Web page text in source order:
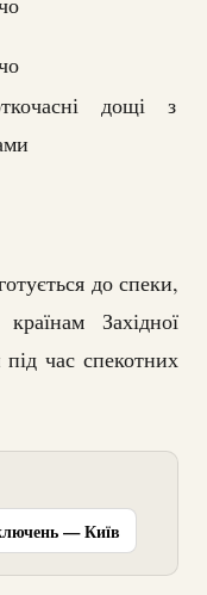
дощі з
до спеки,
Західної
час спекотних
— Київ